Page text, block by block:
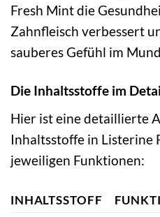
Fresh Mint die
Zahnfleisch verbessert
sauberes Gefühl im
Die Inhaltsstoffe im
Hier ist eine detaillierte
Inhaltsstoffe in Listerine
jeweiligen Funktionen:
INHALTSSTOFF